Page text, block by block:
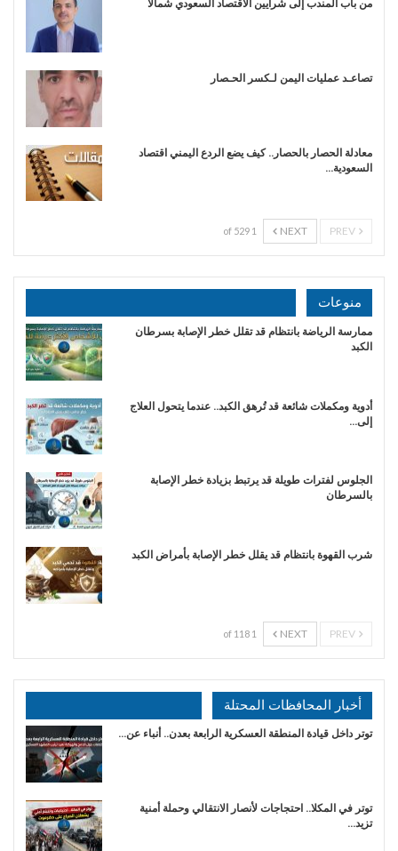
من باب المندب إلى شرايين الاقتصاد السعودي شمالًا
تصاعـد عمليات اليمن لـكسر الحـصار
معادلة الحصار بالحصار.. كيف يضع الردع اليمني اقتصاد
السعودية…
NEXT
1 of 529
منوعات
ممارسة الرياضة بانتظام قد تقلل خطر الإصابة بسرطان
الكبد
أدوية ومكملات شائعة قد تُرهق الكبد.. عندما يتحول العلاج
إلى…
الجلوس لفترات طويلة قد يرتبط بزيادة خطر الإصابة
بالسرطان
شرب القهوة بانتظام قد يقلل خطر الإصابة بأمراض الكبد
NEXT
1 of 118
أخبار المحافظات المحتلة
توتر داخل قيادة المنطقة العسكرية الرابعة بعدن.. أنباء عن…
توتر في المكلا.. احتجاجات لأنصار الانتقالي وحملة أمنية
تزيد…